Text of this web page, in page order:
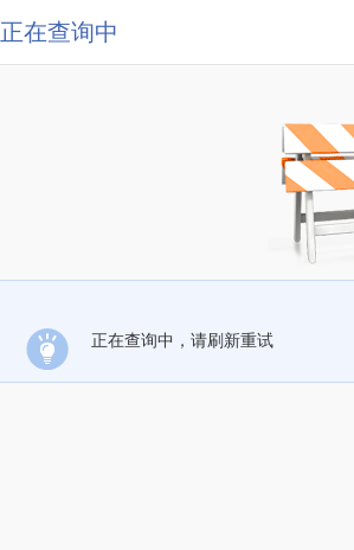
正在查询中
正在查询中，请刷新重试